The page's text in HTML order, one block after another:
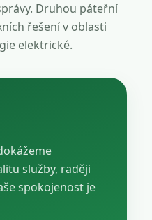
Druhou páteřní
řešení v oblasti
elektrické.
služby, raději
spokojenost je